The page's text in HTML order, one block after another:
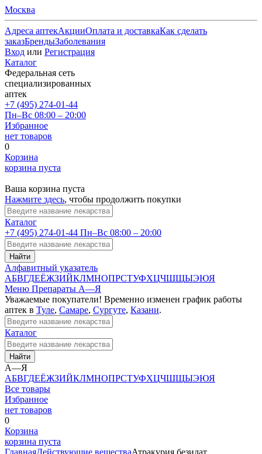
Москва
Адреса аптекАкцииОплата и доставкаКак сделать
заказБрендыЗаболевания
Вход или Регистрация
Каталог
Федеральная сеть
специализированных
аптек
+7 (495) 274-01-44
Пн–Вс 08:00 – 20:00
Избранное
нет товаров
0
Корзина
корзина пуста
Ваша корзина пуста
Нажмите здесь, чтобы продолжить покупки
Каталог
+7 (495) 274-01-44 Пн–Вс 08:00 – 20:00
Найти
Алфавитный указатель
АБВГДЕЁЖЗИЙКЛМНОПРСТУФХЦЧШЩЫЭЮЯ
Меню Препараты А—Я
Уважаемые покупатели! Временно изменен график работы
аптек в Туле, Самаре, Сургуте, Казани.
Каталог
Найти
А—Я
АБВГДЕЁЖЗИЙКЛМНОПРСТУФХЦЧШЩЫЭЮЯ
Все товары
Избранное
нет товаров
0
Корзина
корзина пуста
ГлавнаяДействующие веществаАтракурия безилат